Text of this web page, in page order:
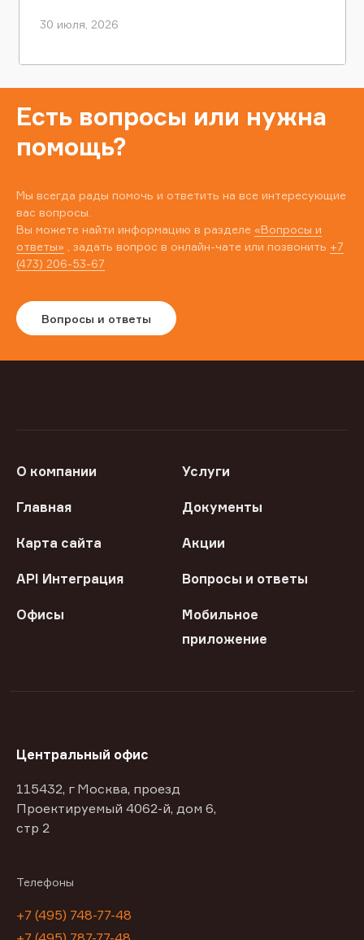
30 июля, 2026
Есть вопросы или нужна
помощь?
Мы всегда рады помочь и ответить на все интересующие
вас вопросы.
Вы можете найти информацию в разделе «Вопросы и
ответы» , задать вопрос в онлайн-чате или позвонить +7
(473) 206-53-67
Вопросы и ответы
О компании Услуги
Главная Документы
Карта сайта Акции
API Интеграция Вопросы и ответы
Офисы
Мобильное
приложение
Центральный офис
115432, г Москва, проезд
Проектируемый 4062-й, дом 6,
стр 2
Телефоны
+7 (495) 748-77-48